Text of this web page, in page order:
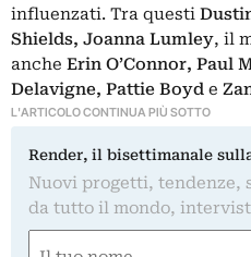
influenzati. Tra questi
Shields, Joanna Lumley, il
anche Erin O’Connor, Paul
Delavigne, Pattie Boyd e
L'ARTICOLO CONTINUA PIÙ SOTTO
Render, il bisettimanale
Nuovi progetti, tendenze,
da tutto il mondo,